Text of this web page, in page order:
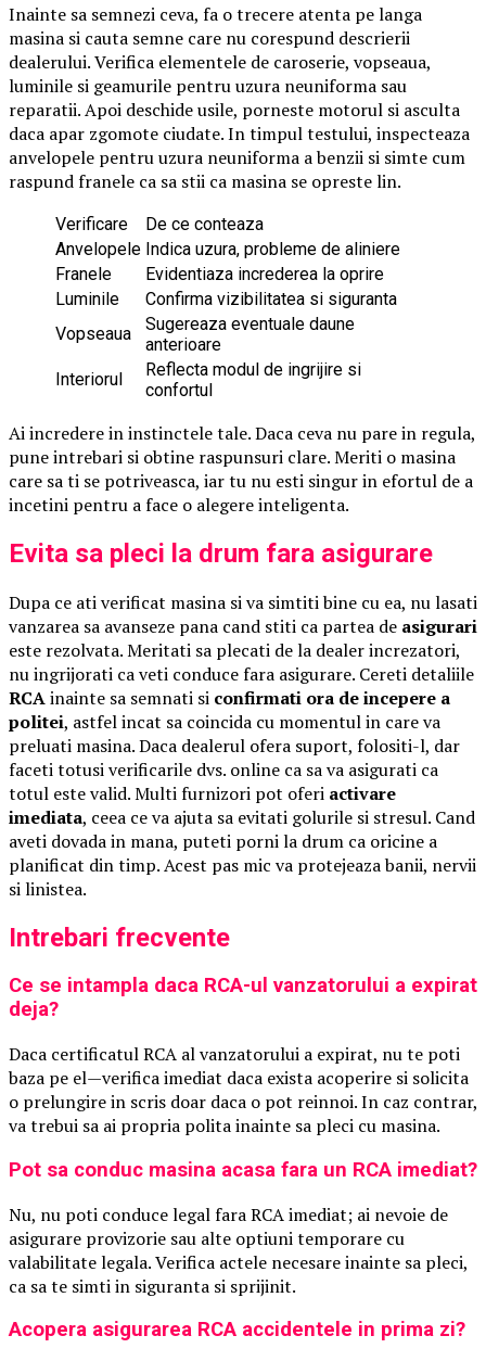
Inainte sa semnezi ceva, fa o trecere atenta pe langa
masina si cauta semne care nu corespund descrierii
dealerului. Verifica elementele de caroserie, vopseaua,
luminile si geamurile pentru uzura neuniforma sau
reparatii. Apoi deschide usile, porneste motorul si asculta
daca apar zgomote ciudate. In timpul testului, inspecteaza
anvelopele pentru uzura neuniforma a benzii si simte cum
raspund franele ca sa stii ca masina se opreste lin.
Verificare
De ce conteaza
Anvelopele Indica uzura, probleme de aliniere
Franele
Evidentiaza increderea la oprire
Luminile
Confirma vizibilitatea si siguranta
Vopseaua
Sugereaza eventuale daune
anterioare
Interiorul
Reflecta modul de ingrijire si
confortul
Ai incredere in instinctele tale. Daca ceva nu pare in regula,
pune intrebari si obtine raspunsuri clare. Meriti o masina
care sa ti se potriveasca, iar tu nu esti singur in efortul de a
incetini pentru a face o alegere inteligenta.
Evita sa pleci la drum fara asigurare
Dupa ce ati verificat masina si va simtiti bine cu ea, nu lasati
vanzarea sa avanseze pana cand stiti ca partea de asigurari
este rezolvata. Meritati sa plecati de la dealer increzatori,
nu ingrijorati ca veti conduce fara asigurare. Cereti detaliile
RCAinainte sa semnati si confirmati ora de incepere a
politei, astfel incat sa coincida cu momentul in care va
preluati masina. Daca dealerul ofera suport, folositi-l, dar
faceti totusi verificarile dvs. online ca sa va asigurati ca
totul este valid. Multi furnizori pot oferi activare
imediata, ceea ce va ajuta sa evitati golurile si stresul. Cand
aveti dovada in mana, puteti porni la drum ca oricine a
planificat din timp. Acest pas mic va protejeaza banii, nervii
si linistea.
Intrebari frecvente
Ce se intampla daca RCA-ul vanzatorului a expirat
deja?
Daca certificatul RCA al vanzatorului a expirat, nu te poti
baza pe el—verifica imediat daca exista acoperire si solicita
o prelungire in scris doar daca o pot reinnoi. In caz contrar,
va trebui sa ai propria polita inainte sa pleci cu masina.
Pot sa conduc masina acasa fara un RCA imediat?
Nu, nu poti conduce legal fara RCA imediat; ai nevoie de
asigurare provizorie sau alte optiuni temporare cu
valabilitate legala. Verifica actele necesare inainte sa pleci,
ca sa te simti in siguranta si sprijinit.
Acopera asigurarea RCA accidentele in prima zi?